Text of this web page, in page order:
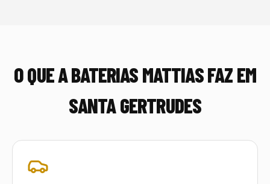
O QUE A BATERIAS MATTIAS FAZ EM
SANTA GERTRUDES